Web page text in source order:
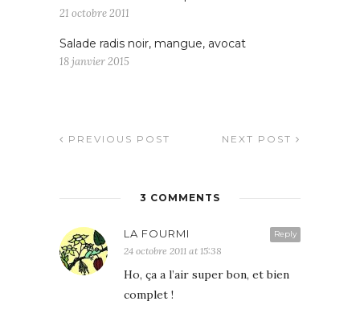
21 octobre 2011
Salade radis noir, mangue, avocat
18 janvier 2015
PREVIOUS POST NEXT POST
3 COMMENTS
Reply
LA FOURMI
24 octobre 2011 at 15:38
Ho, ça a l’air super bon, et bien
complet !